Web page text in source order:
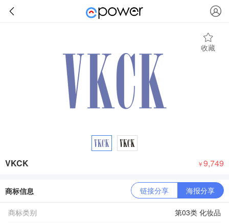
收藏
VKCK ￥9,749
商标信息 链接分享 海报分享
商标类别
第03类 化妆品